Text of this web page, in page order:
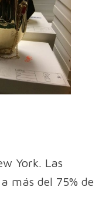
York. Las
más del 75% de